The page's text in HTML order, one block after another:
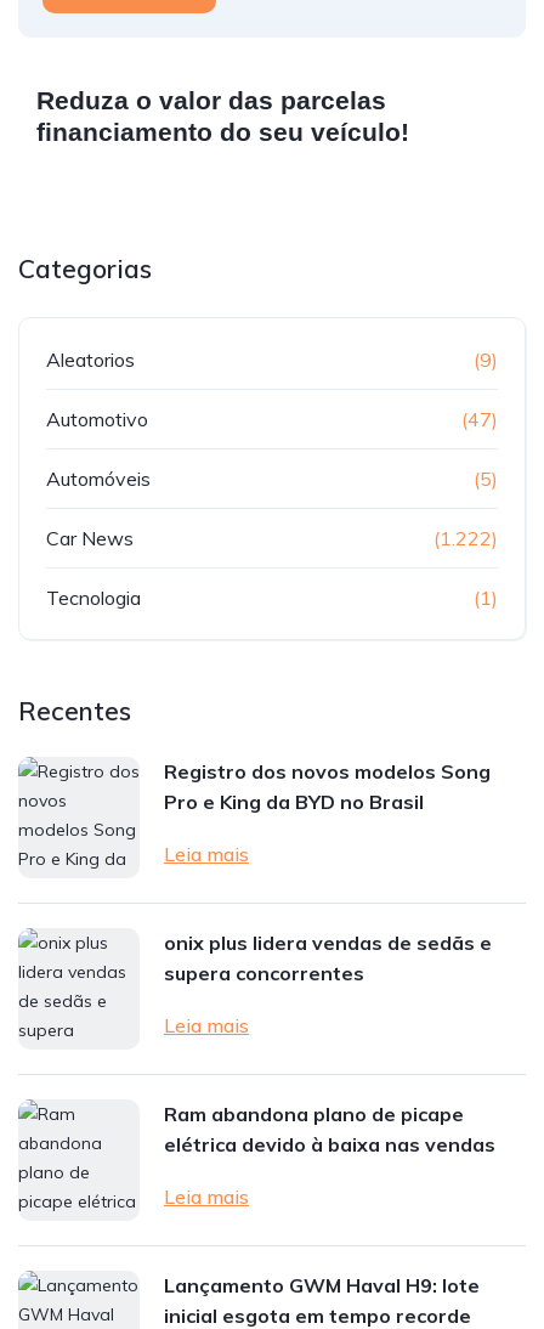
Reduza o valor das parcelas
financiamento do seu veículo!
Categorias
Aleatorios (9)
Automotivo (47)
Automóveis (5)
Car News (1.222)
Tecnologia (1)
Recentes
Registro dos novos modelos Song
Pro e King da BYD no Brasil
Leia mais
onix plus lidera vendas de sedãs e
supera concorrentes
Leia mais
Ram abandona plano de picape
elétrica devido à baixa nas vendas
Leia mais
Lançamento GWM Haval H9: lote
inicial esgota em tempo recorde